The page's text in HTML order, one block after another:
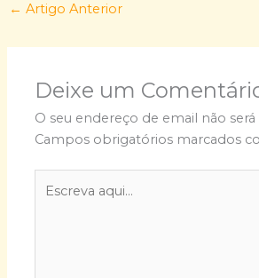
← Artigo Anterior
Deixe um
O seu endereço de email não
Campos obrigatórios marcados
aqui...